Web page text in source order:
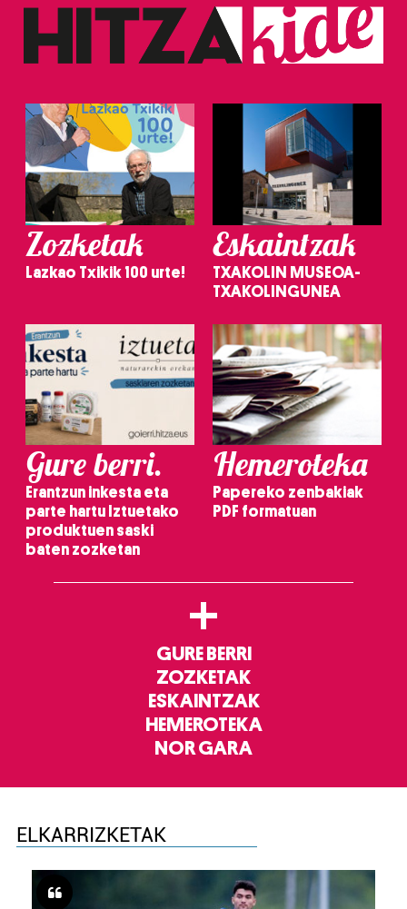
Zozketak
Lazkao Txikik 100 urte!
Eskaintzak
TXAKOLIN MUSEOA-
TXAKOLINGUNEA
Gure berri.
Erantzun inkesta eta
parte hartu Iztuetako
produktuen saski
baten zozketan
Hemeroteka
Papereko zenbakiak
PDF formatuan
+
GURE BERRI
ZOZKETAK
ESKAINTZAK
HEMEROTEKA
NOR GARA
ELKARRIZKETAK